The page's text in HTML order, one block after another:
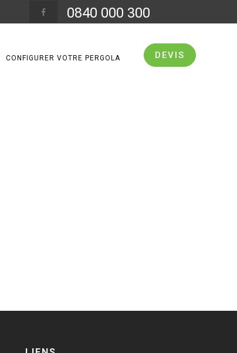
0840 000 300
DEVIS
CONFIGURER VOTRE PERGOLA